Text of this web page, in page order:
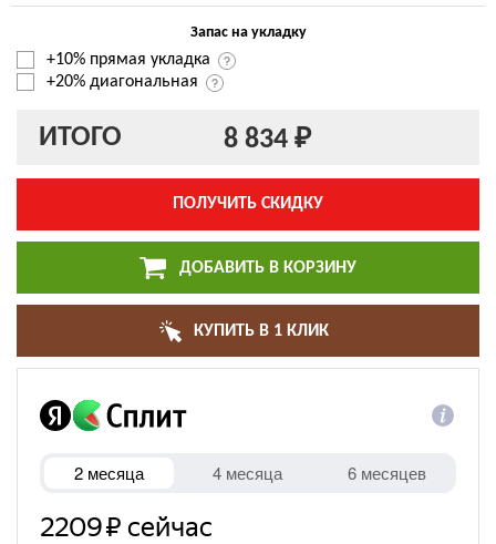
Запас на укладку
+10% прямая укладка
+20% диагональная
ИТОГО 8 834 ₽
ПОЛУЧИТЬ СКИДКУ
ДОБАВИТЬ В КОРЗИНУ
КУПИТЬ В 1 КЛИК